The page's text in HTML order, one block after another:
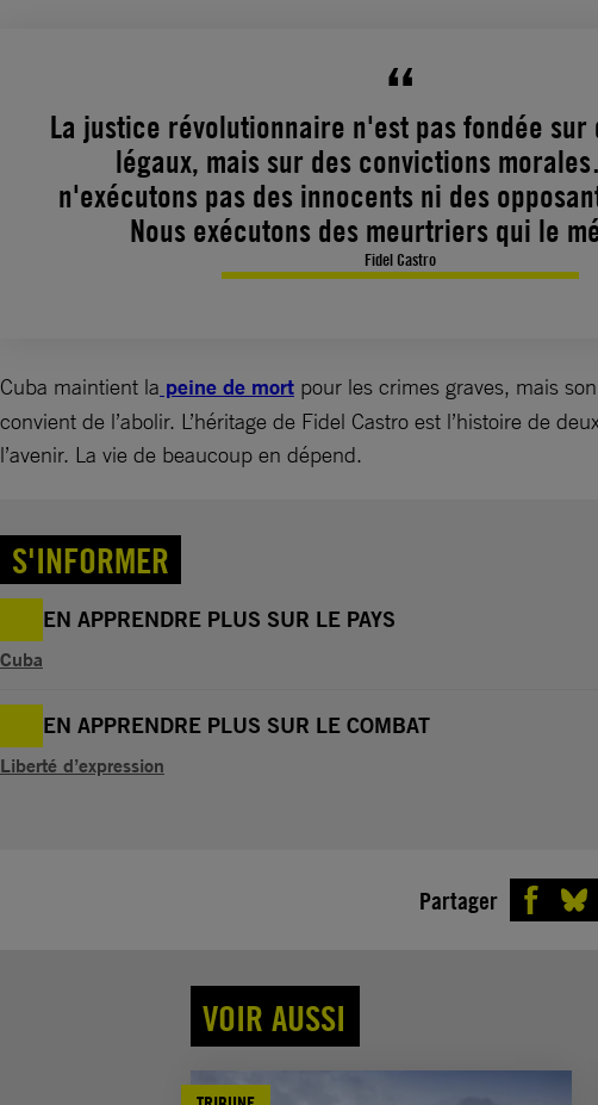
La justice révolutionnaire n'est pas fondée sur
légaux, mais sur des convictions
n'exécutons pas des innocents ni des
Nous exécutons des meurtriers qui le
Fidel Castro
Cuba maintient la peine de mort pour les crimes graves, mais
convient de l’abolir. L’héritage de Fidel Castro est l’histoire de
l’avenir. La vie de beaucoup en dépend.
S'INFORMER
EN APPRENDRE PLUS SUR LE PAYS
Cuba
EN APPRENDRE PLUS SUR LE COMBAT
Liberté d’expression
Partager
VOIR AUSSI